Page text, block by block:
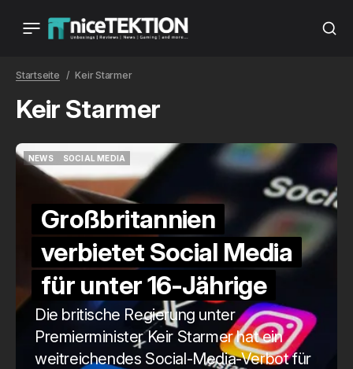
Startseite Keir Starmer
Keir Starmer
NEWS
NEWS
SOCIAL MEDIA
Großbritannien
verbietet Social Media
für unter 16-Jährige
Die britische Regierung unter
Premierminister Keir Starmer hat ein
weitreichendes Social-Media-Verbot für